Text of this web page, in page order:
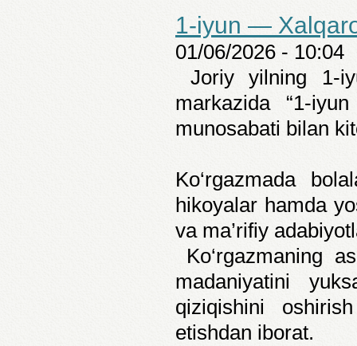
1-iyun —
01/06/2026 - 10:04
Joriy yilning 1-
markazida “1-
munosabati bilan
Ko‘rgazmada
hikoyalar hamda
va ma’rifiy
Ko‘rgazmaning
madaniyatini
qiziqishini
etishdan iborat.